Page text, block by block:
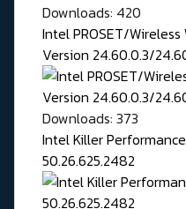
Downloads: 420
Intel PROSET/
Version 24.60.0.3/
Downloads: 373
Intel Killer
50.26.625.2482